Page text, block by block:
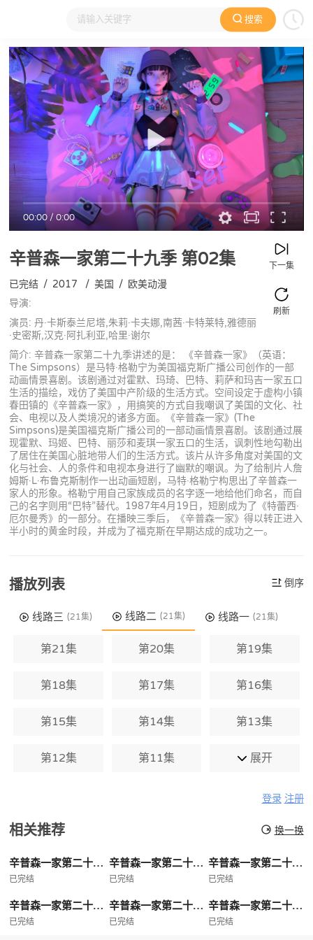
搜索
大家在看 日本动漫 国产动漫 欧美动漫 动漫电影
00:00/0:00
辛普森一家第二十九季第02集 下一集
刷新
已完结 / 2017 / 美国 / 欧美动漫
导演:
演员: 丹·卡斯泰兰尼塔,朱莉·卡夫娜,南茜·卡特莱特,雅德丽
·史密斯,汉克·阿扎利亚,哈里·谢尔
简介: 辛普森一家第二十九季讲述的是： 《辛普森一家》（英语：
The Simpsons）是马特·格勒宁为美国福克斯广播公司创作的一部
动画情景喜剧。该剧通过对霍默、玛琦、巴特、莉萨和玛吉一家五口
生活的描绘，戏仿了美国中产阶级的生活方式。空间设定于虚构小镇
春田镇的《辛普森一家》，用搞笑的方式自我嘲讽了美国的文化、社
会、电视以及人类境况的诸多方面。《辛普森一家》(The
Simpsons)是美国福克斯广播公司的一部动画情景喜剧。该剧通过展
现霍默、玛姬、巴特、丽莎和麦琪一家五口的生活，讽刺性地勾勒出
了居住在美国心脏地带人们的生活方式。该片从许多角度对美国的文
化与社会、人的条件和电视本身进行了幽默的嘲讽。为了给制片人詹
姆斯·L·布鲁克斯制作一出动画短剧，马特·格勒宁构思出了辛普森一
家人的形象。格勒宁用自己家族成员的名字逐一地给他们命名，而自
己的名字则用“巴特”替代。1987年4月19日，短剧成为了《特蕾西·
厄尔曼秀》的一部分。在播映三季后，《辛普森一家》得以转正进入
半小时的黄金时段，并成为了福克斯在早期达成的成功之一。
播放列表 倒序
线路三 (21集) 线路二 (21集) 线路一 (21集)
第21集 第20集 第19集
第18集 第17集 第16集
第15集 第14集 第13集
第12集 第11集 展开
登录 注册
相关推荐 换一换
辛普森一家第二十八季
已完结
辛普森一家第二十七季
已完结
辛普森一家第二十六季
已完结
辛普森一家第二十五季
已完结
辛普森一家第二十四季
已完结
辛普森一家第二十三季
已完结